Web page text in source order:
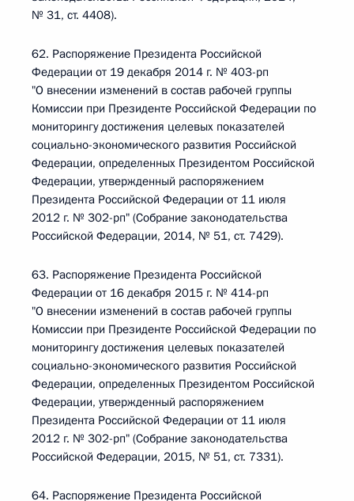
№ 31, ст. 4408).
62. Распоряжение Президента Российской
Федерации от 19 декабря 2014 г. № 403-рп
"О внесении изменений в состав рабочей группы
Комиссии при Президенте Российской Федерации по
мониторингу достижения целевых показателей
социально-экономического развития Российской
Федерации, определенных Президентом Российской
Федерации, утвержденный распоряжением
Президента Российской Федерации от 11 июля
2012 г. № 302-рп" (Собрание законодательства
Российской Федерации, 2014, № 51, ст. 7429).
63. Распоряжение Президента Российской
Федерации от 16 декабря 2015 г. № 414-рп
"О внесении изменений в состав рабочей группы
Комиссии при Президенте Российской Федерации по
мониторингу достижения целевых показателей
социально-экономического развития Российской
Федерации, определенных Президентом Российской
Федерации, утвержденный распоряжением
Президента Российской Федерации от 11 июля
2012 г. № 302-рп" (Собрание законодательства
Российской Федерации, 2015, № 51, ст. 7331).
64. Распоряжение Президента Российской